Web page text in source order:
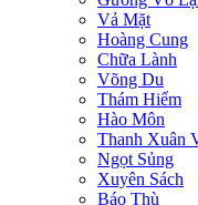
Vả Mặt
Hoàng Cung
Chữa Lành
Võng Du
Thám Hiểm
Hào Môn
Thanh Xuân
Ngọt Sủng
Xuyên Sách
Báo Thù